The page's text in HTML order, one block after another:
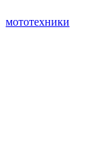
мототехники